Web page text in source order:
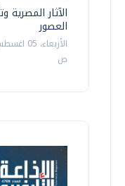
الآثار المصرية
العصور
ص